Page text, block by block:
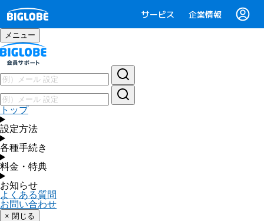
サービス 企業情報
メニュー
トップ
設定方法
各種手続き
料金・特典
お知らせ
よくある質問
お問い合わせ
× 閉じる